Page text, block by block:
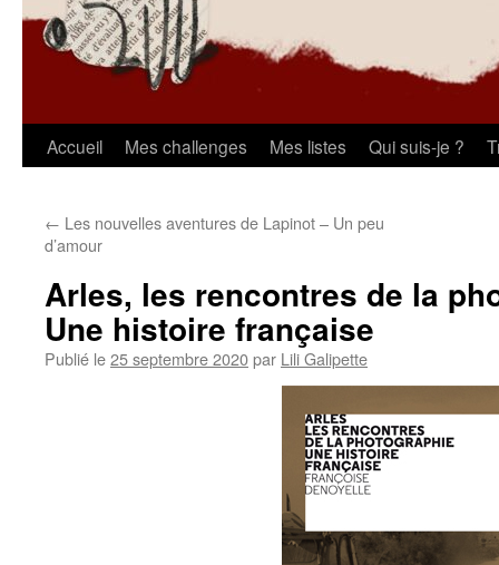
Aller
contenu
Accueil Mes challenges Mes listes Qui suis-je ?
← Les nouvelles aventures de Lapinot – Un peu
d’amour
Arles, les rencontres de la
Une histoire française
Publié le25 septembre 2020par Lili Galipette